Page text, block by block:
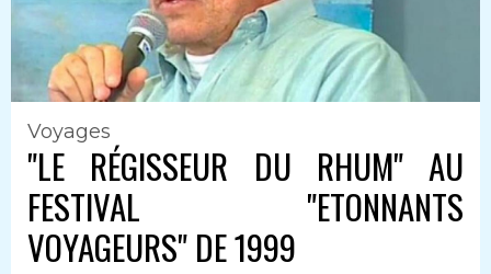
Voyages
"LE RÉGISSEUR DU RHUM" AU
FESTIVAL "ETONNANTS
VOYAGEURS" DE 1999